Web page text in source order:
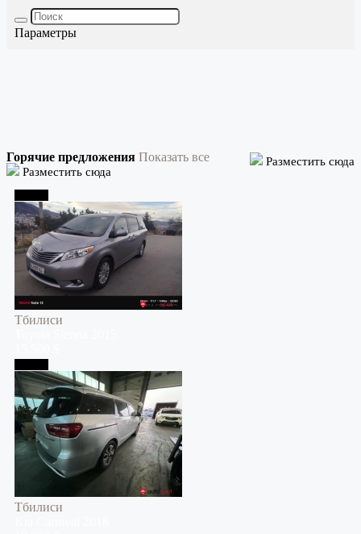
Параметры
Горячие предложения Показать все
Разместить сюда
Разместить сюда
Тбилиси
Тбилиси